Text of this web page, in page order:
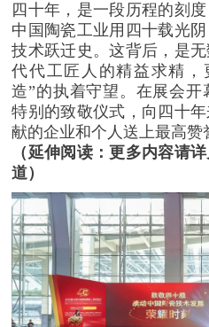
冯 斌广东佛山金刚企
韩秀萍中国陶瓷工业
秘书长、广东新之联展
经理
池聪韬中国国际贸易
业分会会长助理、北京
总经理总经理
陈云霞景德镇陶瓷大
罗 政广州市商务局副
胡志勇应县人民政府副
CHIRAGG PATEL
印
会副会长
KIM BUM-TAE大韩陶
总经理
VU QUOC HUNG越南
四十年，是一段历程的刻
中国陶瓷工业用四十载光
技术跃迁史。这背后，是
代代工匠人的精益求精
造”的执着守望。在展会
特别的致敬仪式，向四十
献的企业和个人送上最高赞
（延伸阅读：更多内容请
道）